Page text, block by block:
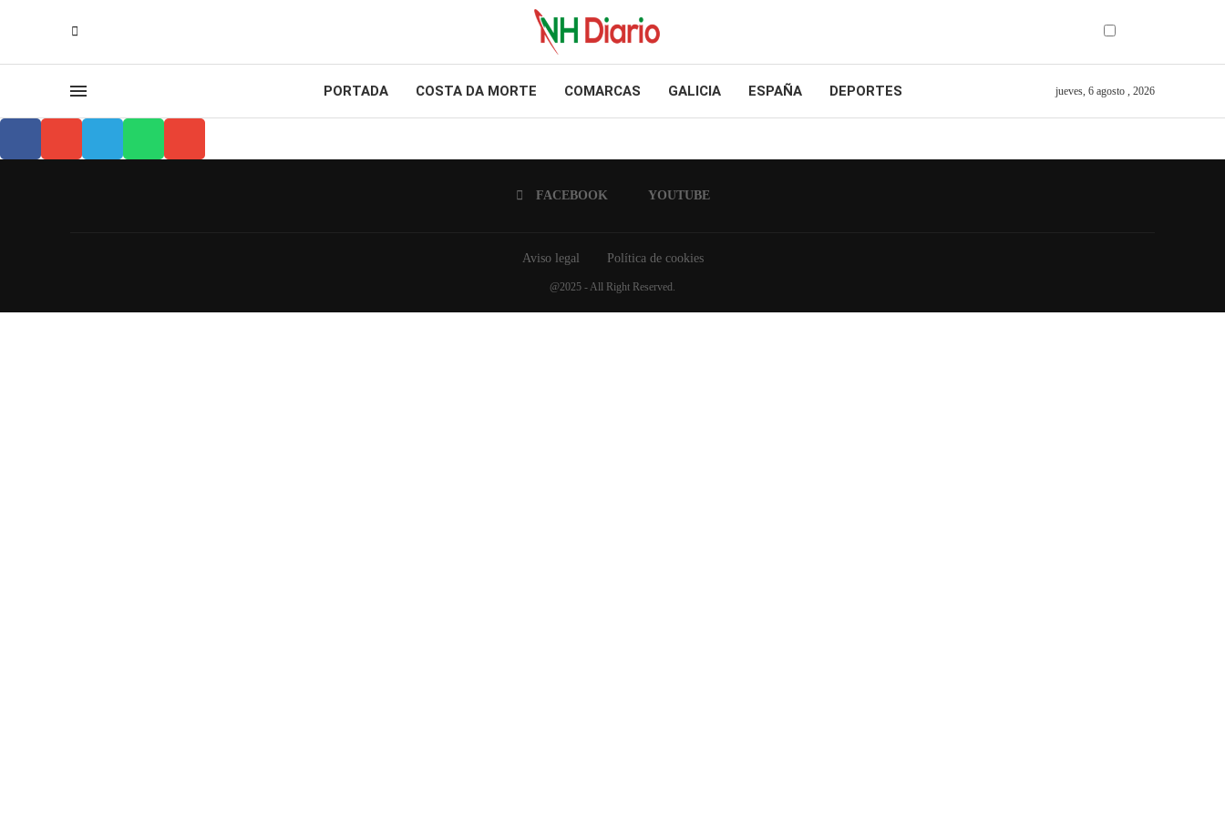
PORTADA COSTA DA MORTE COMARCAS GALICIA ESPAÑA DEPORTES jueves, 6 agosto , 2026
FACEBOOK YOUTUBE
Aviso legal Política de cookies
@2025 - All Right Reserved.